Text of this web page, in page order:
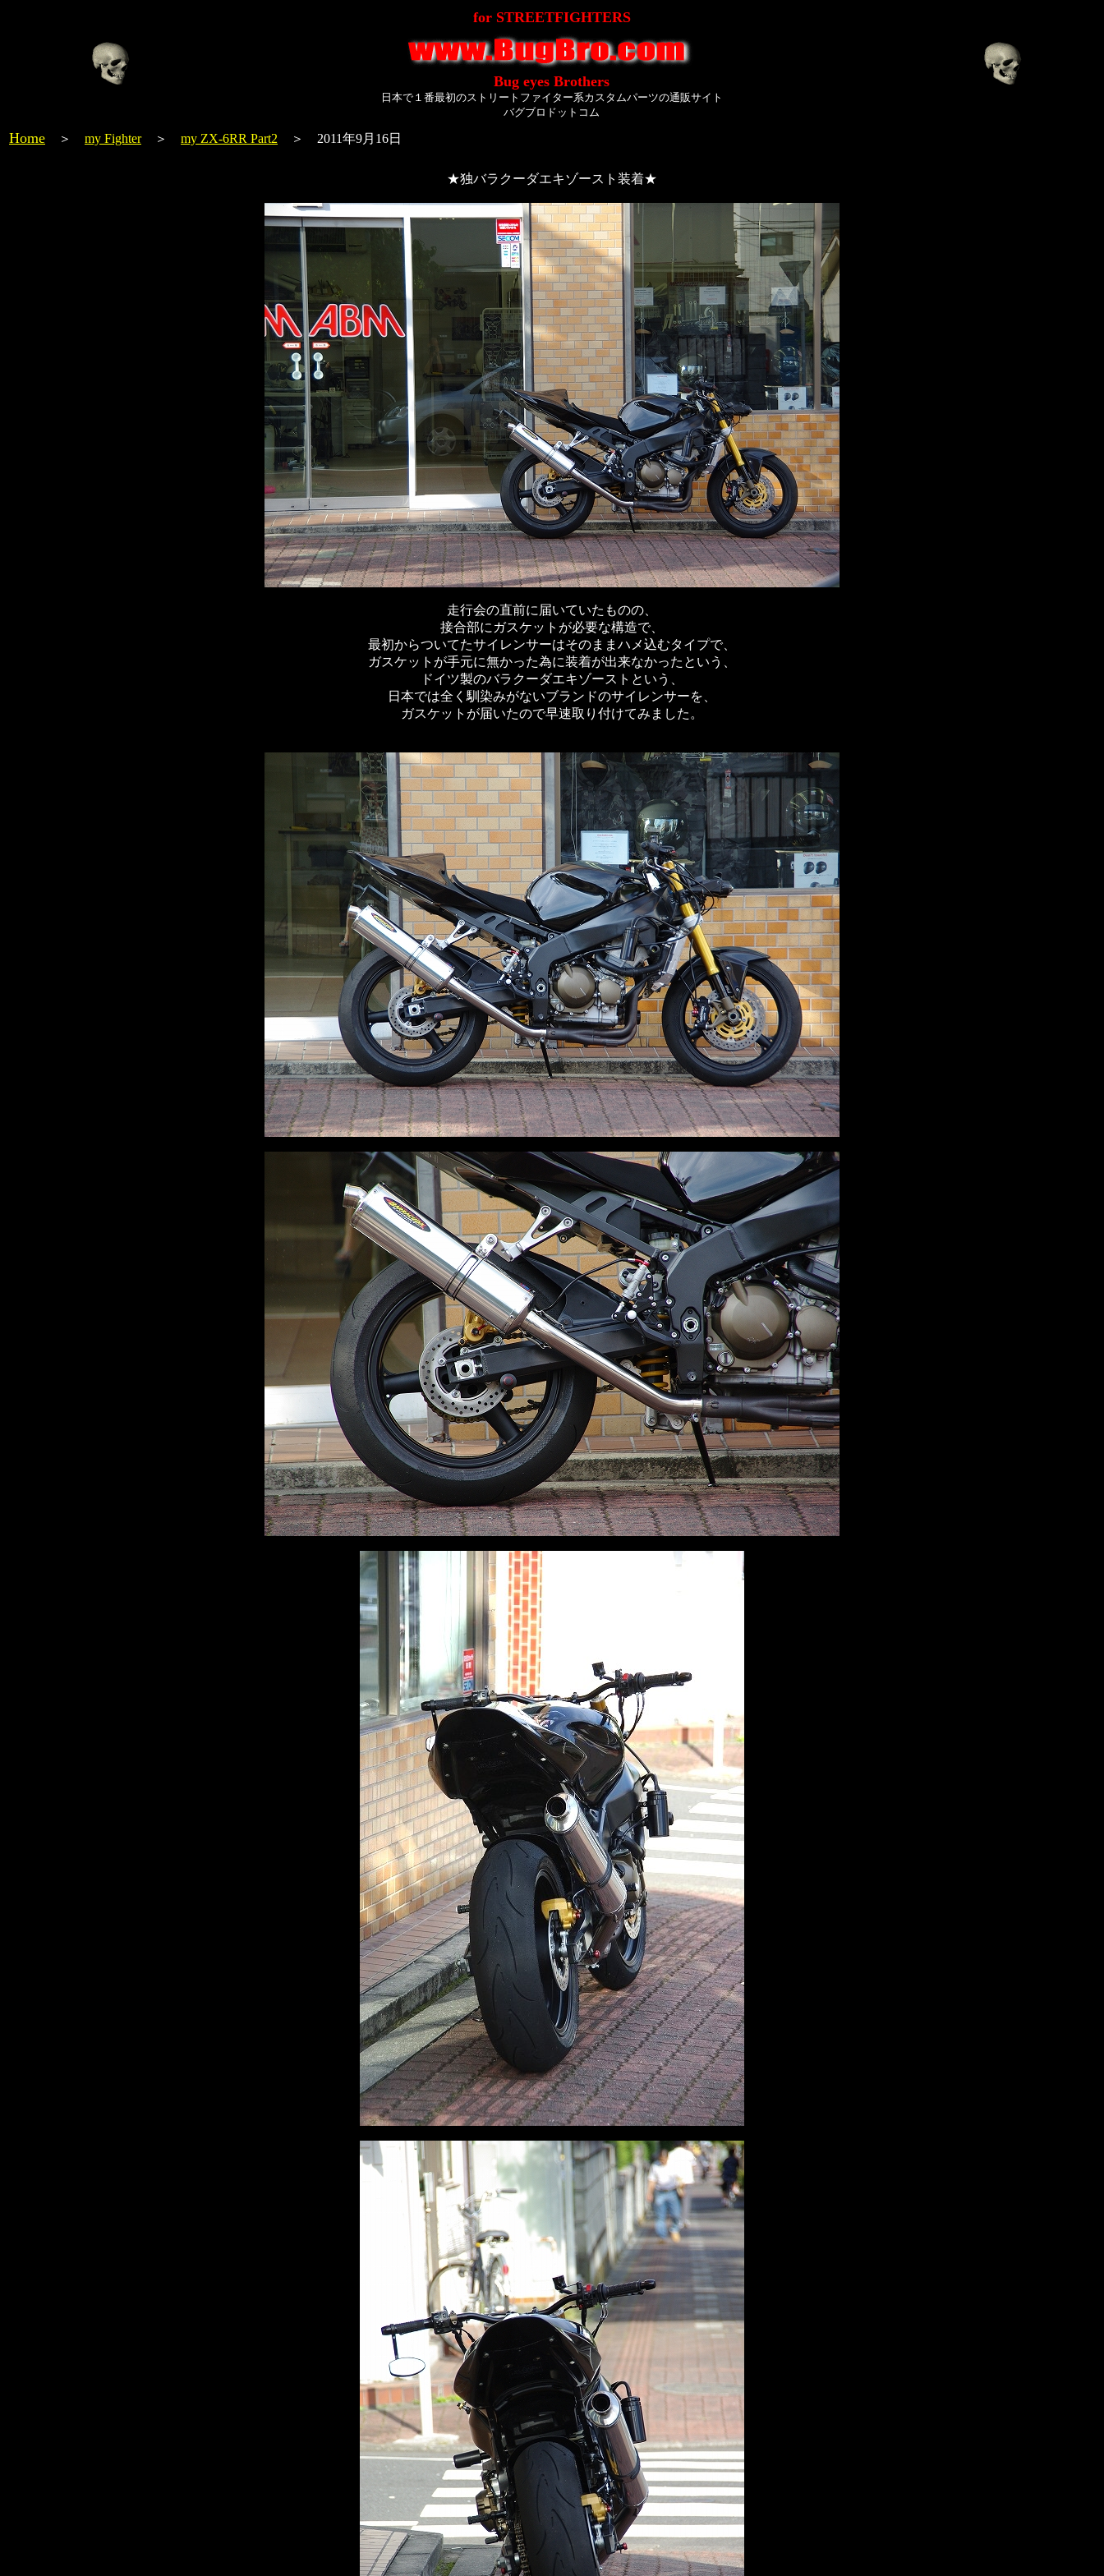
for STREETFIGHTERS
Bug eyes Brothers
日本で１番最初のストリートファイター系カスタムパーツの通販サイト
バグブロドットコム
Home ＞ my Fighter＞ my ZX-6RR Part2 ＞ 2011年9月16日
★独バラクーダエキゾースト装着★
走行会の直前に届いていたものの、
接合部にガスケットが必要な構造で、
最初からついてたサイレンサーはそのままハメ込むタイプで、
ガスケットが手元に無かった為に装着が出来なかったという、
ドイツ製のバラクーダエキゾーストという、
日本では全く馴染みがないブランドのサイレンサーを、
ガスケットが届いたので早速取り付けてみました。